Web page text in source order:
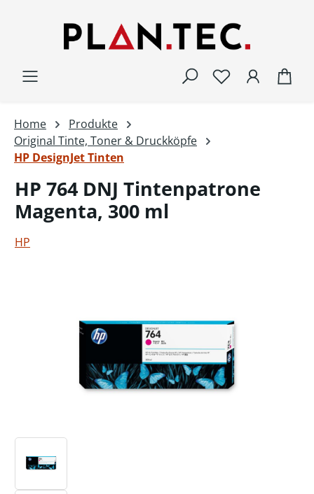
Home
Produkte
Original Tinte, Toner & Druckköpfe
HP DesignJet Tinten
HP 764 DNJ Tintenpatrone
Magenta, 300 ml
HP